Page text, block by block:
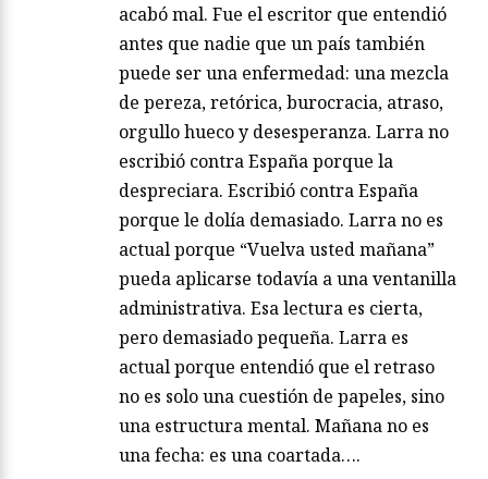
acabó mal. Fue el escritor que entendió
antes que nadie que un país también
puede ser una enfermedad: una mezcla
de pereza, retórica, burocracia, atraso,
orgullo hueco y desesperanza. Larra no
escribió contra España porque la
despreciara. Escribió contra España
porque le dolía demasiado. Larra no es
actual porque “Vuelva usted mañana”
pueda aplicarse todavía a una ventanilla
administrativa. Esa lectura es cierta,
pero demasiado pequeña. Larra es
actual porque entendió que el retraso
no es solo una cuestión de papeles, sino
una estructura mental. Mañana no es
una fecha: es una coartada….